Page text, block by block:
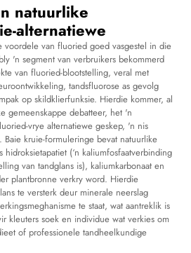
natuurlike
alternatiewe
voordele van fluoried goed vasgestel in die
'n segment van verbruikers bekommerd
van fluoried-blootstelling, veral met
tandsfluorose as gevolg
op skildklierfunksie. Hierdie kommer, al
gemeenskappe debatteer, het 'n
vrye alternatiewe geskep, 'n nis
Baie kruie-formuleringe bevat natuurlike
hidroksietapatiet (‘n kaliumfosfaatverbinding
van tandglans is), kaliumkarbonaat en
plantbronne verkry word. Hierdie
te versterk deur minerale neerslag
te staat, wat aantreklik is
kleuters soek en individue wat verkies om
of professionele tandheelkundige